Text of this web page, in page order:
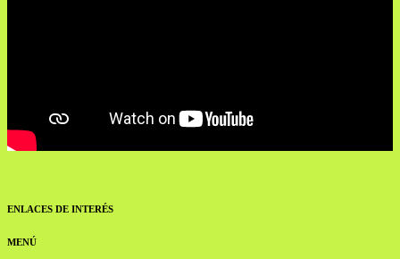
ENLACES DE INTERÉS
MENÚ